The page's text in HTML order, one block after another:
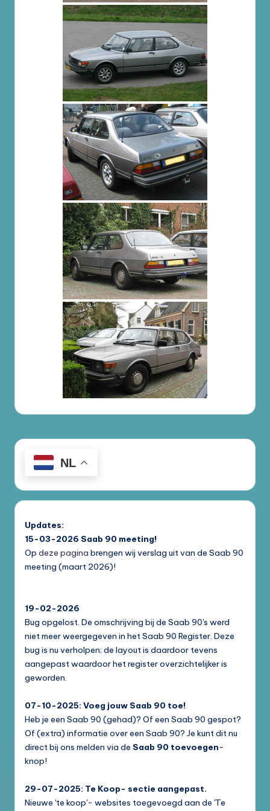
NL
Updates:
15-03-2026 Saab 90 meeting!
Op deze pagina brengen wij verslag uit van de Saab 90
meeting (maart 2026)!
19-02-2026
Bug opgelost. De omschrijving bij de Saab 90's werd
niet meer weergegeven in het Saab 90 Register. Deze
bug is nu verholpen; de layout is daardoor tevens
aangepast waardoor het register overzichtelijker is
geworden.
07-10-2025: Voeg jouw Saab 90 toe!
Heb je een Saab 90 (gehad)? Of een Saab 90 gespot?
Of (extra) informatie over een Saab 90? Je kunt dit nu
direct bij ons melden via de Saab 90 toevoegen-
knop!
29-07-2025: Te Koop- sectie aangepast.
Nieuwe 'te koop'- websites toegevoegd aan de 'Te